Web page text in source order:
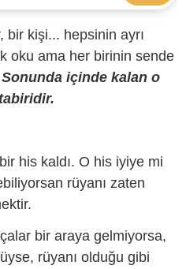
bir kişi... hepsinin ayrı
oku ama her birinin sende
Sonunda içinde kalan o
his kaldı. O his iyiye mi
rüyanı zaten
bir araya gelmiyorsa,
rüyanı olduğu gibi